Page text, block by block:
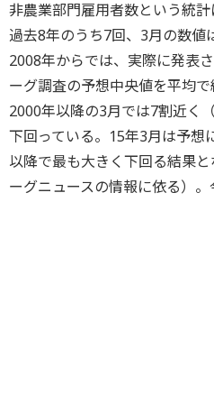
非農業部門雇用者数という統計
過去8年のうち7回、3月の数値
2008年からでは、実際に発表
ーグ調査の予想中央値を平均で
2000年以降の3月では7割近く
下回っている。15年3月は予想
以降で最も大きく下回る結果
ーグニュースの情報に依る）。